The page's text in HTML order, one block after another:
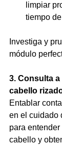
limpiar
tiempo
Investiga y
módulo
3. Consulta
cabello
Entablar
en el cuidado
para
cabello y